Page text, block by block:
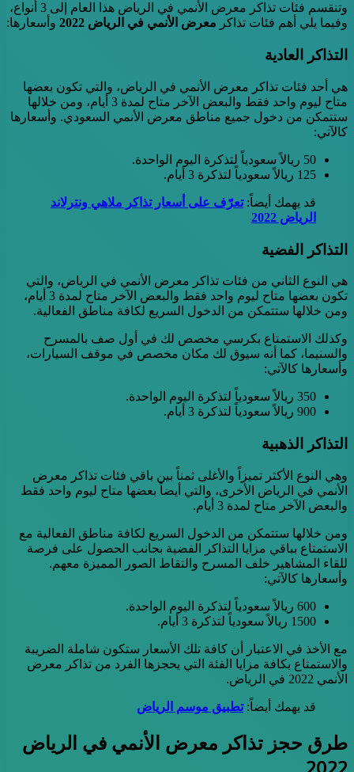
وتنقسم فئات تذاكر معرض الأنمي في الرياض هذا العام إلى 3 أنواع،
وفيما يلي أهم فئات تذاكر معرض الأنمي في الرياض 2022 وأسعارها:
التذاكر العادية
هي أحد فئات تذاكر معرض الأنمي في الرياض، والتي تكون بعضها
متاح ليوم واحد فقط والبعض الآخر متاح لمدة 3 أيام، ومن خلالها
ستتمكن من دخول جميع مناطق معرض الأنمي السعودي. وأسعارها
كالآتي:
50 ريالاً سعودياً لتذكرة اليوم الواحدة.
125 ريالاً سعودياً لتذكرة 3 أيام.
قد يهمك أيضاً:تعرّف على أسعار تذاكر ملاهي ونترلاند
الرياض 2022
التذاكر الفضية
هي النوع الثاني من فئات تذاكر معرض الأنمي في الرياض، والتي
تكون بعضها متاح ليوم واحد فقط والبعض الآخر متاح لمدة 3 أيام،
ومن خلالها ستتمكن من الدخول السريع لكافة مناطق الفعالية.
وكذلك الاستمتاع بكرسي مخصص لك في أول صف بالمسرح
والسنيما، كما أنه سيوق لك مكان مخصص في موقف السيارات،
وأسعارها كالآتي:
350 ريالاً سعودياً لتذكرة اليوم الواحدة.
900 ريالاً سعودياً لتذكرة 3 أيام.
التذاكر الذهبية
وهي النوع الأكثر تميزاً والأغلى ثمناً بين باقي فئات تذاكر معرض
الأنمي في الرياض الأخرى، والتي أيضاً بعضها متاح ليوم واحد فقط
والبعض الآخر متاح لمدة 3 أيام.
ومن خلالها ستتمكن من الدخول السريع لكافة مناطق الفعالية مع
الاستمتاع بباقي مزايا التذاكر الفضية بجانب الحصول على فرصة
للقاء المشاهير خلف المسرح والتقاط الصور المميزة معهم.
وأسعارها كالآتي:
600 ريالاً سعودياً لتذكرة اليوم الواحدة.
1500 ريالاً سعودياً لتذكرة 3 أيام.
مع الأخذ في الاعتبار أن كافة تلك الأسعار ستكون شاملة الضريبة
والاستمتاع بكافة مزايا الفئة التي يحجزها الفرد من تذاكر معرض
الأنمي 2022 في الرياض.
قد يهمك أيضاً:تطبيق موسم الرياض
طرق حجز تذاكر معرض الأنمي في الرياض
2022